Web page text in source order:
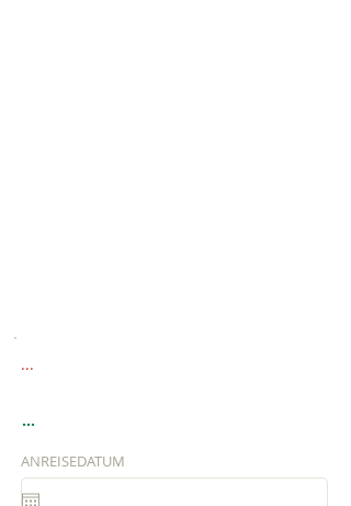
...
...
ANREISEDATUM